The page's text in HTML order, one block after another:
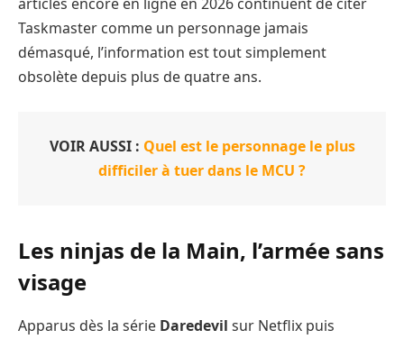
articles encore en ligne en 2026 continuent de citer
Taskmaster comme un personnage jamais
démasqué, l’information est tout simplement
obsolète depuis plus de quatre ans.
VOIR AUSSI : Quel est le personnage le plus
difficiler à tuer dans le MCU ?
Les ninjas de la Main, l’armée sans
visage
Apparus dès la série Daredevil sur Netflix puis